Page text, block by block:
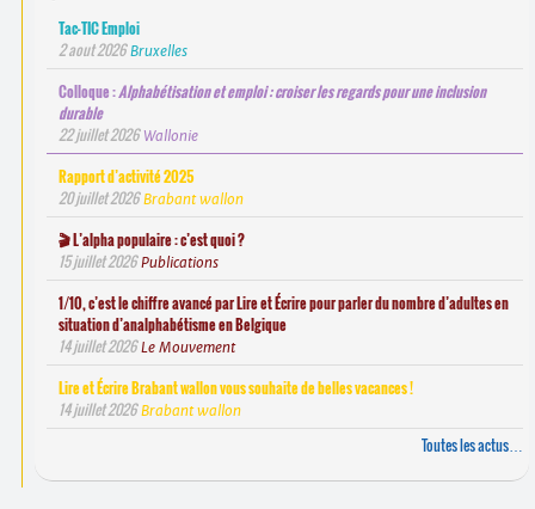
Tac-TIC Emploi
2 aout 2026 Bruxelles
Colloque :Alphabétisation et emploi : croiser les regards pour une inclusion
durable
22 juillet 2026 Wallonie
Rapport d’activité 2025
20 juillet 2026 Brabant wallon
🎬 L’alpha populaire : c’est quoi ?
15 juillet 2026 Publications
1/10, c’est le chiffre avancé par Lire et Écrire pour parler du nombre d’adultes en
situation d’analphabétisme en Belgique
14 juillet 2026 Le Mouvement
Lire et Écrire Brabant wallon vous souhaite de belles vacances !
14 juillet 2026 Brabant wallon
Toutes les actus…